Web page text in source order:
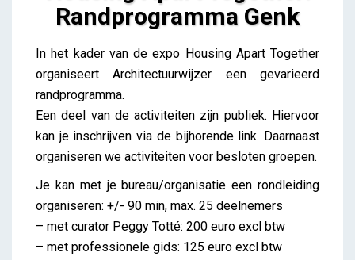
Randprogramma Genk
Housing Apart Together: Randprogramma Genk
In het kader van de expo Housing Apart Together
organiseert Architectuurwijzer een gevarieerd
randprogramma.
Een deel van de activiteiten zijn publiek. Hiervoor
kan je inschrijven via de bijhorende link. Daarnaast
organiseren we activiteiten voor besloten groepen.
Je kan met je bureau/organisatie een rondleiding
organiseren: +/- 90 min, max. 25 deelnemers
– met curator Peggy Totté: 200 euro excl btw
– met professionele gids: 125 euro excl btw